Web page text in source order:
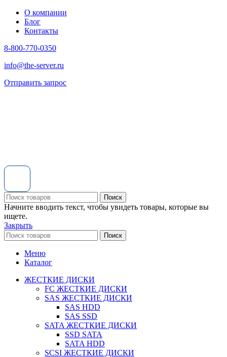
О компании
Блог
Контакты
8-800-770-0350
info@the-server.ru
Отправить запрос
Поиск
Начните вводить текст, чтобы увидеть товары, которые вы
ищете.
Закрыть
Поиск
Меню
Каталог
ЖЕСТКИЕ ДИСКИ
FC ЖЕСТКИЕ ДИСКИ
SAS ЖЕСТКИЕ ДИСКИ
SAS HDD
SAS SSD
SATA ЖЕСТКИЕ ДИСКИ
SSD SATA
SATA HDD
SCSI ЖЕСТКИЕ ДИСКИ